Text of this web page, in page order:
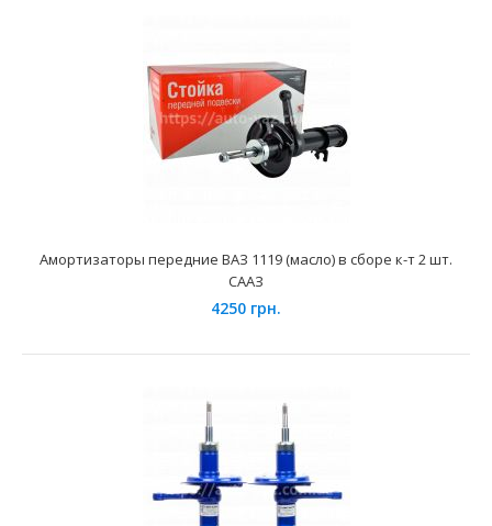
Комфорт-Оптима SS20
3150 грн.
Применение на автомобилях семейства ВАЗ-2110, 2111,
2112 и их модификаций.Преимущества использования..
Амортизаторы передние ВАЗ 1119 (масло) в сборе к-т 2 шт.
СААЗ
4250 грн.